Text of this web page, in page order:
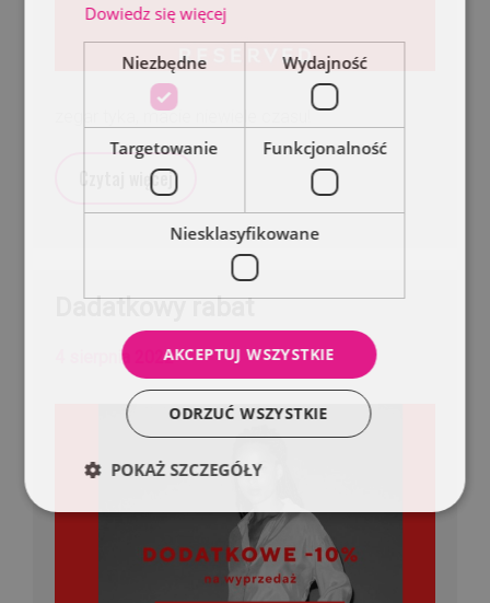
zegar tyka, macie niewiele czasu!
Czytaj więcej
Dadatkowy rabat
4 sierpnia 2022
Dowiedz się więcej
Niezbędne Wydajność
Targetowanie Funkcjonalność
Niesklasyfikowane
AKCEPTUJ WSZYSTKIE
ODRZUĆ WSZYSTKIE
POKAŻ SZCZEGÓŁY